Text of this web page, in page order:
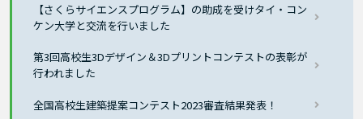
【さくらサイエンスプログラム】の助成を受けタイ・コン
ケン大学と交流を行いました
第3回高校生3Dデザイン＆3Dプリントコンテストの表彰が
行われました
全国高校生建築提案コンテスト2023審査結果発表！